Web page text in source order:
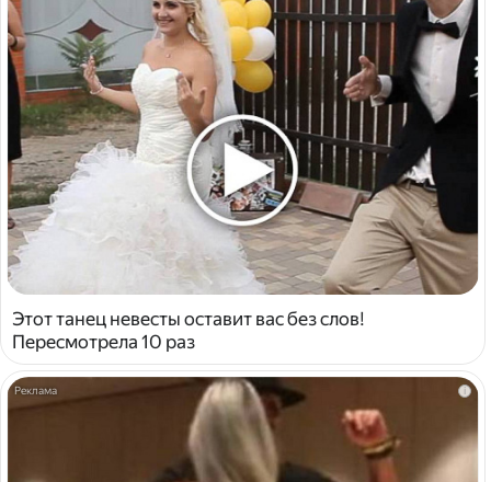
Этот танец невесты оставит вас без слов!
Пересмотрела 10 раз
i